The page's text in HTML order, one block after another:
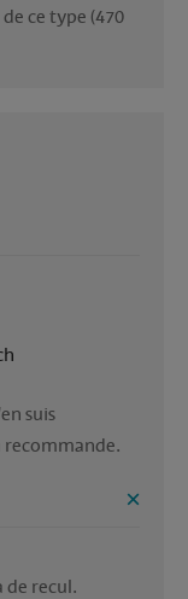
ce type (470
suis
recul.